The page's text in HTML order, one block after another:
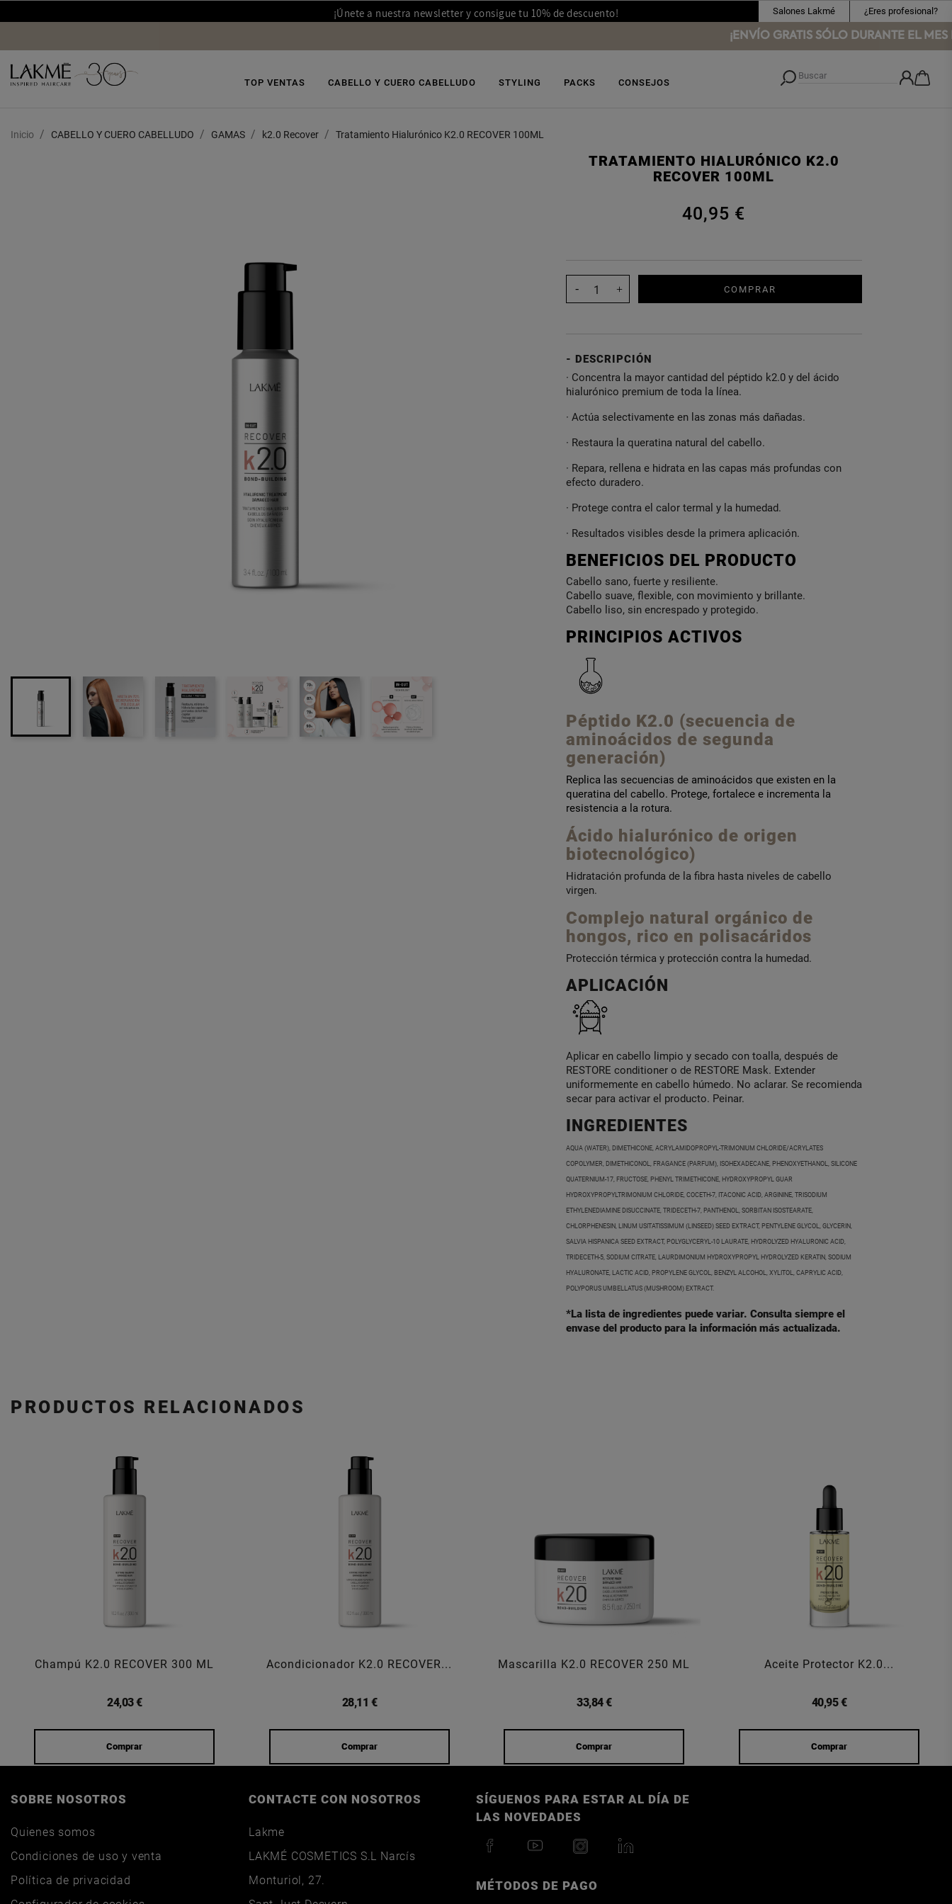
¡Únete a nuestra newsletter y consigue tu 10% de descuento!
¡ENVÍO GRATIS SÓLO DURANTE EL MES DE
Salones Lakmé ¿Eres profesional?
TOP VENTAS CABELLO Y CUERO CABELLUDO STYLING PACKS CONSEJOS
Inicio CABELLO Y CUERO CABELLUDO GAMAS k2.0 Recover Tratamiento Hialurónico K2.0 RECOVER 100ML
TRATAMIENTO HIALURÓNICO K2.0
RECOVER 100ML
40,95 €
COMPRAR
DESCRIPCIÓN
· Concentra la mayor cantidad del péptido k2.0 y del ácido
hialurónico premium de toda la línea.
· Actúa selectivamente en las zonas más dañadas.
· Restaura la queratina natural del cabello.
· Repara, rellena e hidrata en las capas más profundas con
efecto duradero.
· Protege contra el calor termal y la humedad.
· Resultados visibles desde la primera aplicación.
BENEFICIOS DEL PRODUCTO
Cabello sano, fuerte y resiliente.
Cabello suave, flexible, con movimiento y brillante.
Cabello liso, sin encrespado y protegido.
PRINCIPIOS ACTIVOS
Péptido K2.0 (secuencia de
aminoácidos de segunda
generación)
Replica las secuencias de aminoácidos que existen en la
queratina del cabello. Protege, fortalece e incrementa la
resistencia a la rotura.
Ácido hialurónico de origen
biotecnológico)
Hidratación profunda de la fibra hasta niveles de cabello
virgen.
Complejo natural orgánico de
hongos, rico en polisacáridos
Protección térmica y protección contra la humedad.
APLICACIÓN
Aplicar en cabello limpio y secado con toalla, después de
RESTORE conditioner o de RESTORE Mask. Extender
uniformemente en cabello húmedo. No aclarar. Se recomienda
secar para activar el producto. Peinar.
INGREDIENTES
AQUA (WATER), DIMETHICONE, ACRYLAMIDOPROPYL-TRIMONIUM CHLORIDE/ACRYLATES
COPOLYMER, DIMETHICONOL, FRAGANCE (PARFUM), ISOHEXADECANE, PHENOXYETHANOL, SILICONE
QUATERNIUM-17, FRUCTOSE, PHENYL TRIMETHICONE, HYDROXYPROPYL GUAR
HYDROXYPROPYLTRIMONIUM CHLORIDE, COCETH-7, ITACONIC ACID, ARGININE, TRISODIUM
ETHYLENEDIAMINE DISUCCINATE, TRIDECETH-7, PANTHENOL, SORBITAN ISOSTEARATE,
CHLORPHENESIN, LINUM USITATISSIMUM (LINSEED) SEED EXTRACT, PENTYLENE GLYCOL, GLYCERIN,
SALVIA HISPANICA SEED EXTRACT, POLYGLYCERYL-10 LAURATE, HYDROLYZED HYALURONIC ACID,
TRIDECETH-5, SODIUM CITRATE, LAURDIMONIUM HYDROXYPROPYL HYDROLYZED KERATIN, SODIUM
HYALURONATE, LACTIC ACID, PROPYLENE GLYCOL, BENZYL ALCOHOL, XYLITOL, CAPRYLIC ACID,
POLYPORUS UMBELLATUS (MUSHROOM) EXTRACT.
*La lista de ingredientes puede variar. Consulta siempre el
envase del producto para la información más actualizada.
PRODUCTOS RELACIONADOS
Champú K2.0 RECOVER 300 ML
24,03 €
Comprar
Acondicionador K2.0 RECOVER...
28,11 €
Comprar
Mascarilla K2.0 RECOVER 250 ML
33,84 €
Comprar
Aceite Protector K2.0...
40,95 €
Comprar
SOBRE NOSOTROS
Quienes somos
Condiciones de uso y venta
Política de privacidad
CONTACTE CON NOSOTROS
Lakme
LAKMÉ COSMETICS S.L Narcís
Monturiol, 27.
SÍGUENOS PARA ESTAR AL DÍA DE
LAS NOVEDADES
MÉTODOS DE PAGO